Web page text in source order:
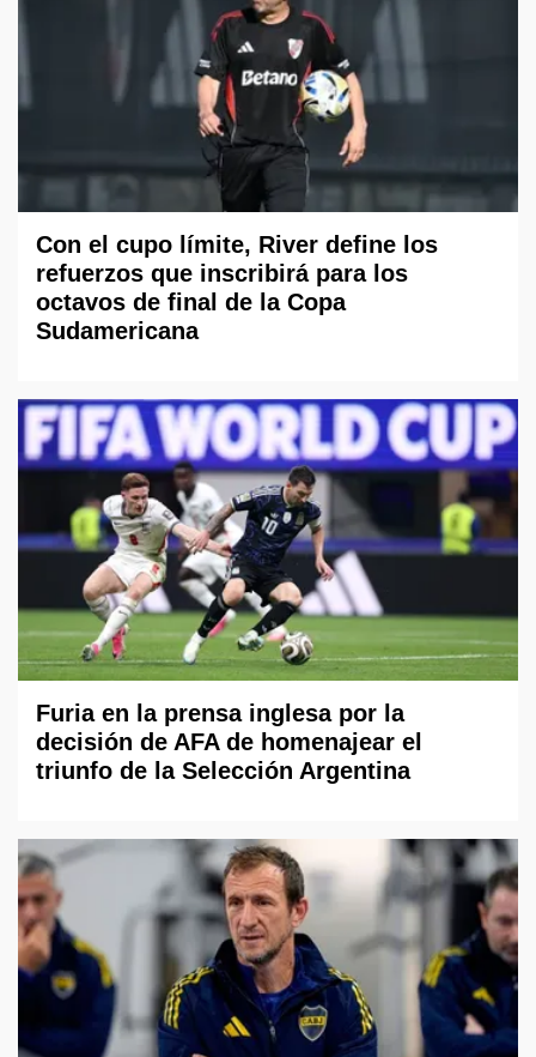
Con el cupo límite, River define los
refuerzos que inscribirá para los
octavos de final de la Copa
Sudamericana
Furia en la prensa inglesa por la
decisión de AFA de homenajear el
triunfo de la Selección Argentina